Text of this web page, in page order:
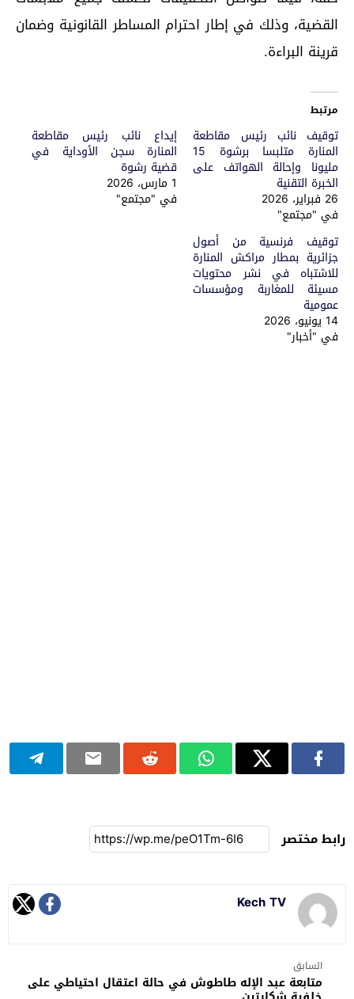
القضية، وذلك في إطار احترام المساطر القانونية وضمان
قرينة البراءة.
مرتبط
توقيف نائب رئيس مقاطعة
المنارة متلبسا برشوة 15
مليونا وإحالة الهواتف على
الخبرة التقنية
26 فبراير، 2026
في "مجتمع"
إيداع نائب رئيس مقاطعة
المنارة سجن الأوداية في
قضية رشوة
1 مارس، 2026
في "مجتمع"
توقيف فرنسية من أصول
جزائرية بمطار مراكش المنارة
للاشتباه في نشر محتويات
مسيئة للمغاربة ومؤسسات
عمومية
14 يونيو، 2026
في "أخبار"
رابط مختصر
Kech TV
السابق
متابعة عبد الإله طاطوش في حالة اعتقال احتياطي على